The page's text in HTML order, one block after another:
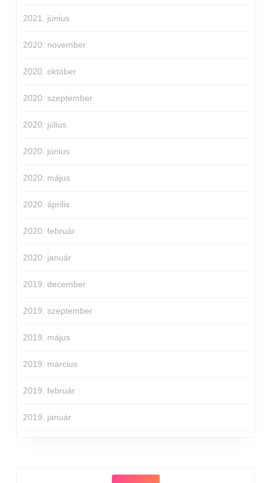
2021. június
2020. november
2020. október
2020. szeptember
2020. július
2020. június
2020. május
2020. április
2020. február
2020. január
2019. december
2019. szeptember
2019. május
2019. március
2019. február
2019. január